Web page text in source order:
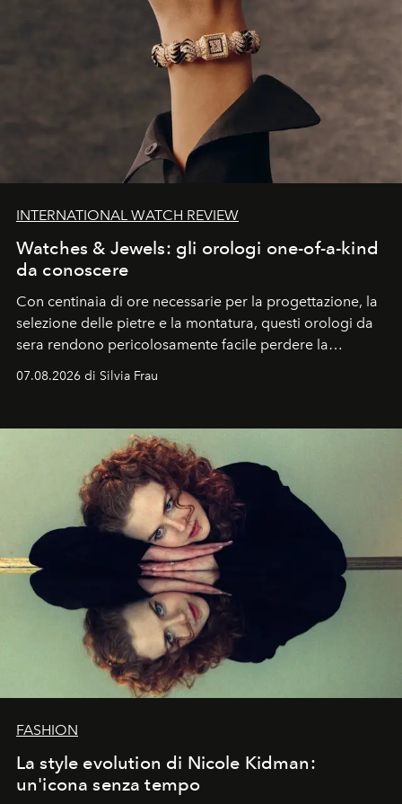
INTERNATIONAL WATCH REVIEW
Watches & Jewels: gli orologi one-of-a-kind
da conoscere
Con centinaia di ore necessarie per la progettazione, la
selezione delle pietre e la montatura, questi orologi da
sera rendono pericolosamente facile perdere la
07.08.2026 di Silvia Frau
FASHION
La style evolution di Nicole Kidman:
un'icona senza tempo